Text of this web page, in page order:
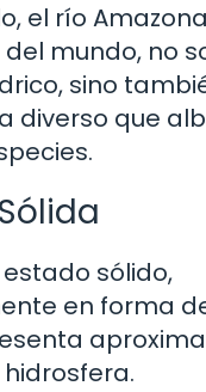
el río
mundo, no
sino
diverso que
sólido,
en forma
hidrosfera.